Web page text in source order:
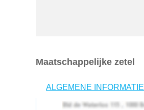
Maatschappelijke zetel
ALGEMENE INFORMATIE